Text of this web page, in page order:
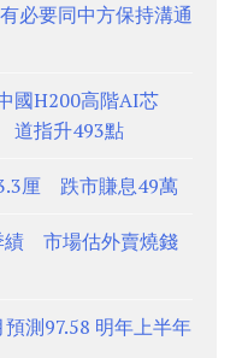
必要同中方保持溝通
國H200高階AI芯
指升493點
厘 跌市賺息49萬
績 市場估外賣燒錢
測97.58 明年上半年